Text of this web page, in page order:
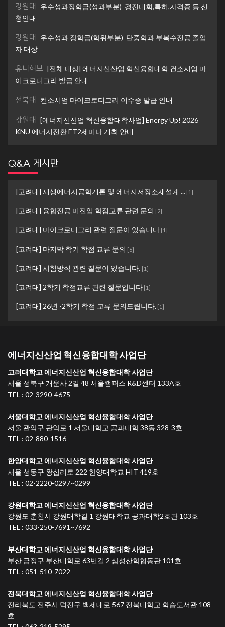
강원대
우수성과장학금(성과부분)_경진대회,특허,자격증 등 신
청안내
강원대
우수성과 장학금(학위부분)_탄중학과 부복수전공 졸업
자 대상
유니허브 [전체 대상] 에너지신산업 혁신융합대학 컨소시엄 마
이크로디그리 발급 안내
전북대 컨소시엄 마이크로디그리 이수증 발급 안내
강원대 [에너지신산업 혁신융합대학사업] Energy Up! 2026
KNU 에너지전환 ET2세미나 개최 안내
Q&A 게시판
[고려대] 재생에너지공학개론 및 에너지저장소재설계 ... [1]
[고려대] 융합전공 미진입 학점교류 관련 문의 [2]
[고려대] 마이크로디그리 관련 질문이 있습니다 [1]
[고려대] 마지막 학기 학점 교류 문의 [6]
[고려대] 시험방식 관련 질문이 있습니다. [1]
[고려대] 2학기 학점교류 관련 질문입니다 [1]
[고려대] 26년 -2학기 학점 교류 문의드립니다. [1]
에너지신산업 혁신융합대학 사업단
고려대학교 에너지신산업 혁신융합대학 사업단
서울 성북구 개운사 2길 48 서울캠퍼스 R&D센터 133A호
TEL : 02-3290-4675
서울대학교 에너지신산업 혁신융합대학 사업단
서울 관악구 관악로 1 서울대학교 공과대학 38동 328-3호
TEL : 02-880-1516
한양대학교 에너지신산업 혁신융합대학 사업단
서울 성동구 왕십리로 222 한양대학교 HIT 419호
TEL : 02-2220-0297~0299
강원대학교 에너지신산업 혁신융합대학 사업단
강원도 춘천시 강원대학길 1 강원대학교 공과대학2호관 103호
TEL : 033-250-7691~7692
부산대학교 에너지신산업 혁신융합대학 사업단
부산 금정구 부산대학로 63번길 2 삼성산학협동관 101호
TEL : 051-510-7022
전북대학교 에너지신산업 혁신융합대학 사업단
전라북도 전주시 덕진구 백제대로 567 전북대학교 학습도서관 108
호